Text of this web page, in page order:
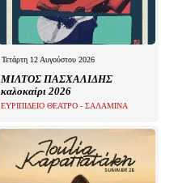
Τετάρτη 12 Αυγούστου 2026
ΜΙΛΤΟΣ ΠΑΣΧΑΛΙΔΗΣ
καλοκαίρι 2026
ΕΥΡΙΠΙΔΕΙΟ ΘΕΑΤΡΟ - ΣΑΛΑΜΙΝΑ